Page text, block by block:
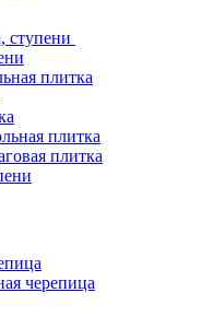
ступени
плитка
плитка
плитка
черепица